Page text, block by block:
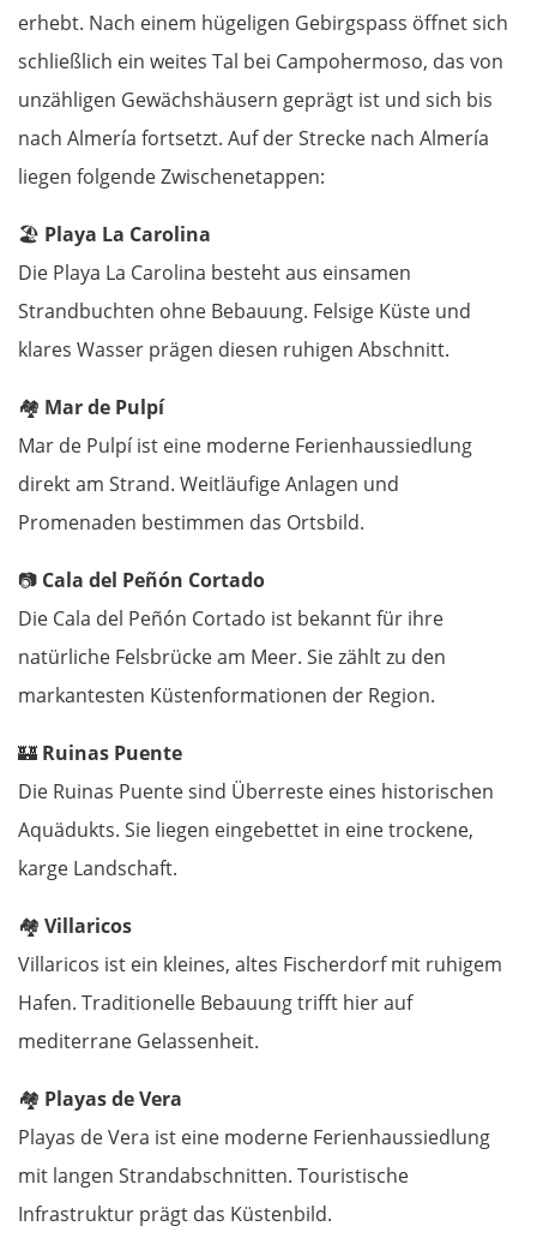
erhebt. Nach einem hügeligen Gebirgspass öffnet sich
schließlich ein weites Tal bei Campohermoso, das von
unzähligen Gewächshäusern geprägt ist und sich bis
nach Almería fortsetzt. Auf der Strecke nach Almería
liegen folgende Zwischenetappen:
🏖️ Playa La Carolina
Die Playa La Carolina besteht aus einsamen
Strandbuchten ohne Bebauung. Felsige Küste und
klares Wasser prägen diesen ruhigen Abschnitt.
🏘️ Mar de Pulpí
Mar de Pulpí ist eine moderne Ferienhaussiedlung
direkt am Strand. Weitläufige Anlagen und
Promenaden bestimmen das Ortsbild.
📷 Cala del Peñón Cortado
Die Cala del Peñón Cortado ist bekannt für ihre
natürliche Felsbrücke am Meer. Sie zählt zu den
markantesten Küstenformationen der Region.
🏰 Ruinas Puente
Die Ruinas Puente sind Überreste eines historischen
Aquädukts. Sie liegen eingebettet in eine trockene,
karge Landschaft.
🏘️ Villaricos
Villaricos ist ein kleines, altes Fischerdorf mit ruhigem
Hafen. Traditionelle Bebauung trifft hier auf
mediterrane Gelassenheit.
🏘️ Playas de Vera
Playas de Vera ist eine moderne Ferienhaussiedlung
mit langen Strandabschnitten. Touristische
Infrastruktur prägt das Küstenbild.
Triest
Venedig
Padua
Bologna
Forlì
Rimini
Ancona
Termoli
Vieste
Foggia
Salerno
Pompeji
Rom